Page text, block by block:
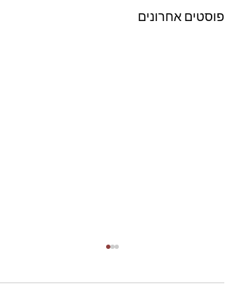
פוסטים אחרונים